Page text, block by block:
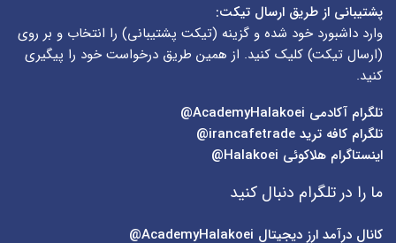
پشتیبانی از طریق ارسال تیکت:
وارد داشبورد خود شده و گزینه (تیکت پشتیبانی) را انتخاب و بر روی
(ارسال تیکت) کلیک کنید. از همین طریق درخواست خود را پیگیری
کنید.
تلگرام آکادمی
تلگرام کافه ترید irancafetrade@
اینستاگرام هلاکوئی Halakoei@
ما را در تلگرام دنبال کنید
کانال درآمد ارز دیجیتال AcademyHalakoei@